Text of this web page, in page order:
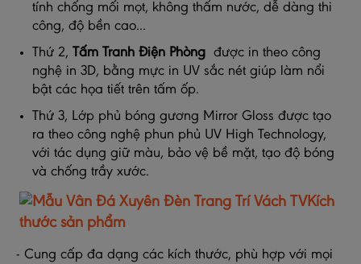
tính chống mối mọt, không thấm nước, dễ dàng thi
công, độ bền cao...
Thứ 2, Tấm Tranh Điện Phòng được in theo công
nghệ in 3D, bằng mực in UV sắc nét giúp làm nổi
bật các họa tiết trên tấm ốp.
Thứ 3, Lớp phủ bóng gương Mirror Gloss được tạo
ra theo công nghệ phun phủ UV High Technology,
với tác dụng giữ màu, bảo vệ bề mặt, tạo độ bóng
và chống trầy xước.
Kích
thước sản phẩm
- Cung cấp đa dạng các kích thước, phù hợp với mọi